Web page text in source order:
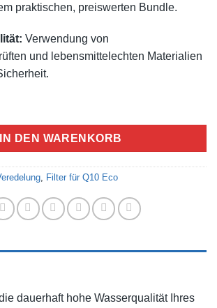
praktischen, preiswerten Bundle.
Verwendung von
und lebensmittelechten Materialien
IN DEN WARENKORB
, Filter für Q10 Eco
dauerhaft hohe Wasserqualität Ihres